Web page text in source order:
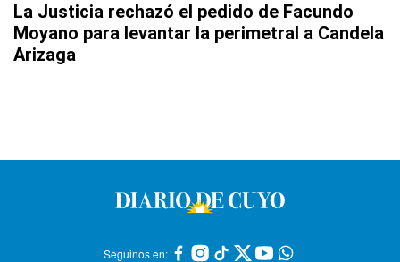
La Justicia rechazó el pedido de Facundo
Moyano para levantar la perimetral a Candela
Arizaga
Seguinos en: